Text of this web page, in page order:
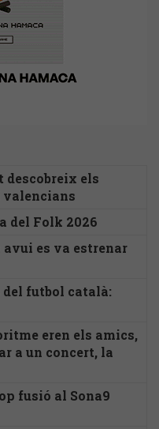
descobreix els
valencians
del Folk 2026
avui es va estrenar
del futbol català:
eren els amics,
a un concert, la
fusió al Sona9